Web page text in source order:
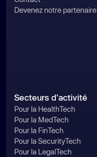
Devenez notre partenaire
Secteurs d'activité
Pour la HealthTech
Pour la MedTech
Pour la FinTech
Pour la SecurityTech
Pour la LegalTech